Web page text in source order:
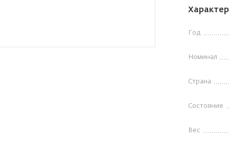
Год
Номинал
Страна
Состояние
Вес